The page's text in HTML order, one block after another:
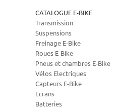
CATALOGUE E-BIKE
Transmission
Suspensions
Freinage E-Bike
Roues E-Bike
Pneus et chambres E-Bike
Vélos Electriques
Capteurs E-Bike
Ecrans
Batteries